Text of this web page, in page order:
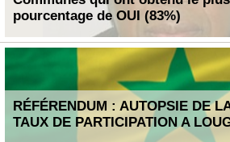
pourcentage de OUI (83%)
RÉFÉRENDUM : AUTOPSIE DE
TAUX DE PARTICIPATION A